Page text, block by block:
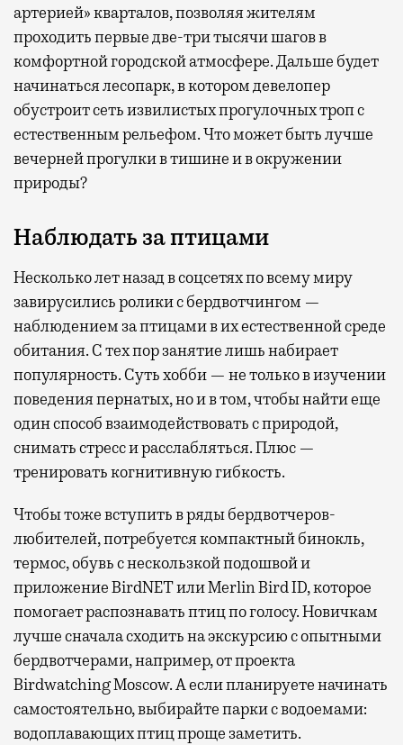
артерией» кварталов, позволяя жителям
проходить первые две-три тысячи шагов в
комфортной городской атмосфере. Дальше будет
начинаться лесопарк, в котором девелопер
обустроит сеть извилистых прогулочных троп с
естественным рельефом. Что может быть лучше
вечерней прогулки в тишине и в окружении
природы?
Наблюдать за птицами
Несколько лет назад в соцсетях по всему миру
завирусились ролики с бердвотчингом —
наблюдением за птицами в их естественной среде
обитания. С тех пор занятие лишь набирает
популярность. Суть хобби — не только в изучении
поведения пернатых, но и в том, чтобы найти еще
один способ взаимодействовать с природой,
снимать стресс и расслабляться. Плюс —
тренировать когнитивную гибкость.
Чтобы тоже вступить в ряды бердвотчеров-
любителей, потребуется компактный бинокль,
термос, обувь с нескользкой подошвой и
приложение BirdNET или Merlin Bird ID, которое
помогает распознавать птиц по голосу. Новичкам
лучше сначала сходить на экскурсию с опытными
бердвотчерами, например, от проекта
Birdwatching Moscow. А если планируете начинать
самостоятельно, выбирайте парки с водоемами:
водоплавающих птиц проще заметить.